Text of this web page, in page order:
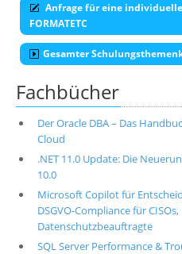
Anfrage für eine
FORMATETC
Gesamter
Fachbücher
Der Oracle DBA – Das
Cloud
.NET 11.0 Update: Die
10.0
Microsoft Copilot für
DSGVO-Compliance für
Datenschutzbeauftragte
SQL Server Performance &